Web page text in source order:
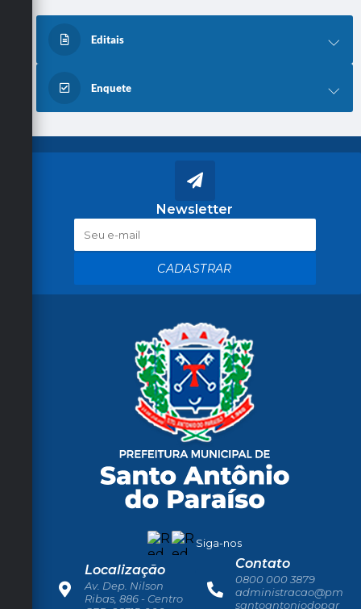
Editais
Enquete
Newsletter
CADASTRAR
Siga-nos
Localização
Av. Dep. Nilson
Ribas, 886 - Centro
Contato
0800 000 3879
administracao@pm
santoantoniodopar